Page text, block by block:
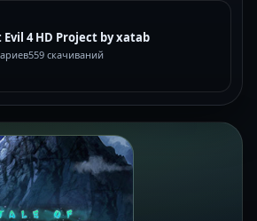
Evil 4 HD Project by xatab
559 скачиваний